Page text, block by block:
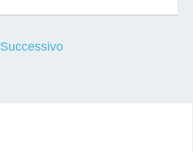
Successivo